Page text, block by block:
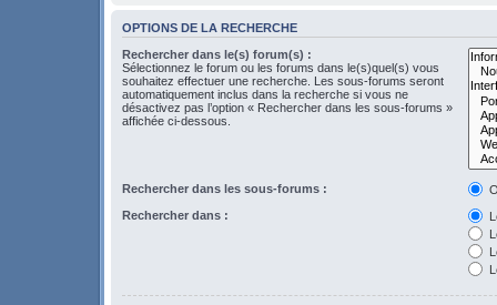
OPTIONS DE LA RECHERCHE
Rechercher dans le(s) forum(s) :
Sélectionnez le forum ou les forums dans le(s)quel(s) vous
souhaitez effectuer une recherche. Les sous-forums seront
automatiquement inclus dans la recherche si vous ne
désactivez pas l’option « Rechercher dans les sous-forums »
affichée ci-dessous.
Rechercher dans les sous-forums :
Rechercher dans :